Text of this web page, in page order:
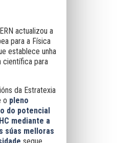
actualizou a
para a Física
establece unha
científica para
da Estratexia
o pleno
do potencial
mediante a
súas melloras